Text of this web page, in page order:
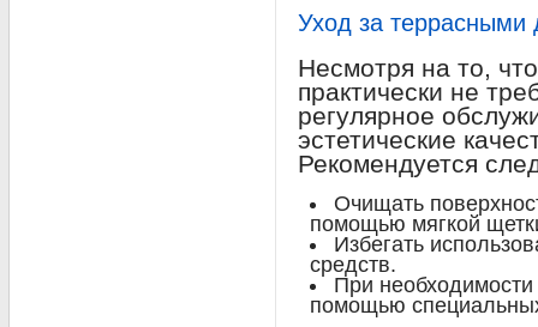
Уход за террасными
Несмотря на то,
практически не
регулярное
эстетические
Рекомендуется
Очищать
помощью мягкой
Избегать
средств.
При
помощью